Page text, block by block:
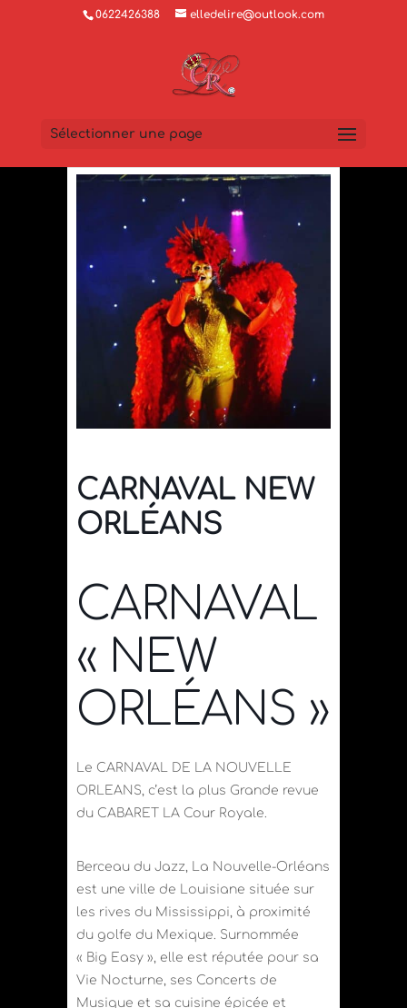
0622426388 elledelire@outlook.com
Sélectionner une page
CARNAVAL NEW
ORLÉANS
CARNAVAL
« NEW
ORLÉANS »
Le CARNAVAL DE LA NOUVELLE
ORLEANS, c’est la plus Grande revue
du CABARET LA Cour Royale.
Berceau du Jazz, La Nouvelle-Orléans
est une ville de Louisiane située sur
les rives du Mississippi, à proximité
du golfe du Mexique. Surnommée
« Big Easy », elle est réputée pour sa
Vie Nocturne, ses Concerts de
Musique et sa cuisine épicée et